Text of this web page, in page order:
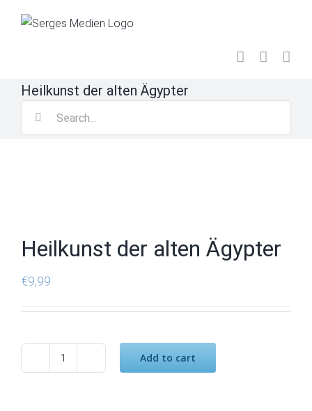
Heilkunst der alten Ägypter
for:
Heilkunst der alten Ägypter
€9,99
Add to cart